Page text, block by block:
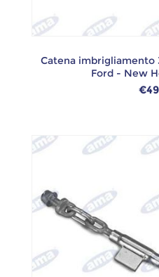
Catena imbrigliamento
Ford - New